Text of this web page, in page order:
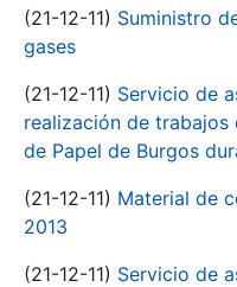
(21-12-11) Suministro
gases
(21-12-11) Servicio de
realización de trabajos
de Papel de Burgos
(21-12-11) Material de
2013
(21-12-11) Servicio de